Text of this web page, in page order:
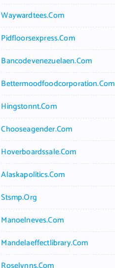
Waywardtees.com
Pidfloorsexpress.com
Bancodevenezuelaen.com
Bettermoodfoodcorporation.com
Hingstonnt.com
Chooseagender.com
Hoverboardssale.com
Alaskapolitics.com
Stsmp.org
Manoelneves.com
Mandelaeffectlibrary.com